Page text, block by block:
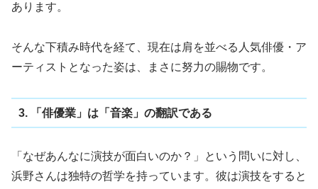
あります。
そんな下積み時代を経て、現在は肩を並べる人気俳優・ア
ーティストとなった姿は、まさに努力の賜物です。
3. 「俳優業」は「音楽」の翻訳である
「なぜあんなに演技が面白いのか？」という問いに対し、
浜野さんは独特の哲学を持っています。彼は演技をすると